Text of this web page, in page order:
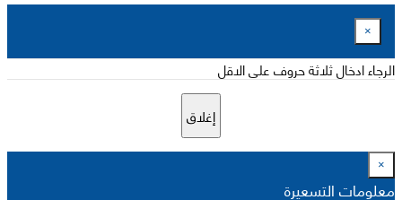
×
الرجاء ادخال ثلاثة حروف على الاقل
إغلاق
×
معلومات التسعيرة